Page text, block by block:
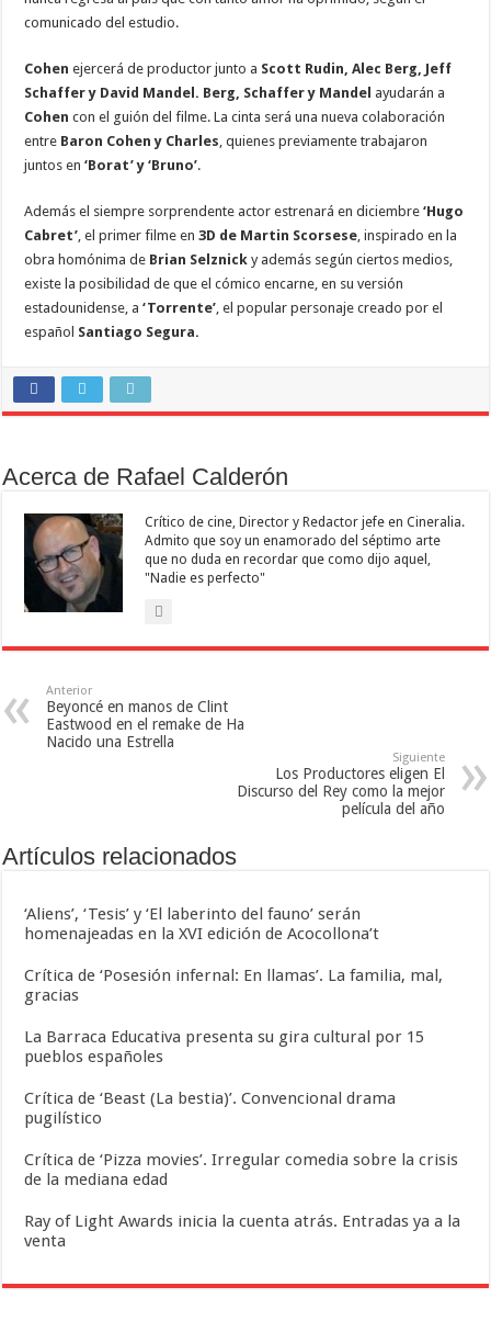
comunicado del estudio.
Cohenejercerá de productor junto a Scott Rudin, Alec Berg, Jeff
Schaffer y David Mandel. Berg, Schaffer y Mandel ayudarán a
Cohen con el guión del filme. La cinta será una nueva colaboración
entre Baron Cohen y Charles, quienes previamente trabajaron
juntos en ‘Borat’ y ‘Bruno’.
Además el siempre sorprendente actor estrenará en diciembre ‘Hugo
Cabret’, el primer filme en 3D de Martin Scorsese, inspirado en la
obra homónima de Brian Selznick y además según ciertos medios,
existe la posibilidad de que el cómico encarne, en su versión
estadounidense, a ‘Torrente’, el popular personaje creado por el
español Santiago Segura.
Acerca de Rafael Calderón
Crítico de cine, Director y Redactor jefe en Cineralia.
Admito que soy un enamorado del séptimo arte
que no duda en recordar que como dijo aquel,
"Nadie es perfecto"
Anterior
Beyoncé en manos de Clint
Eastwood en el remake de Ha
Nacido una Estrella
Siguiente
Los Productores eligen El
Discurso del Rey como la mejor
película del año
Artículos relacionados
‘Aliens’, ‘Tesis’ y ‘El laberinto del fauno’ serán
homenajeadas en la XVI edición de Acocollona’t
Crítica de ‘Posesión infernal: En llamas’. La familia, mal,
gracias
La Barraca Educativa presenta su gira cultural por 15
pueblos españoles
Crítica de ‘Beast (La bestia)’. Convencional drama
pugilístico
Crítica de ‘Pizza movies’. Irregular comedia sobre la crisis
de la mediana edad
Ray of Light Awards inicia la cuenta atrás. Entradas ya a la
venta